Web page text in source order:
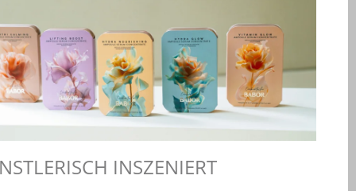
INSZENIERT